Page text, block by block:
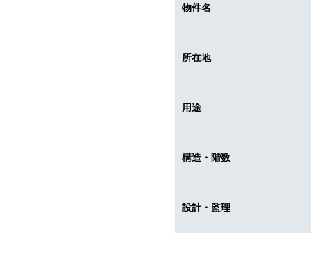
物件名
所在地
用途
構造・階数
設計・監理